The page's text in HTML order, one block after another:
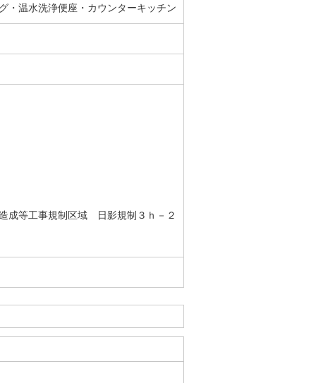
・温水洗浄便座・カウンターキッチン
等工事規制区域 日影規制３ｈ－２